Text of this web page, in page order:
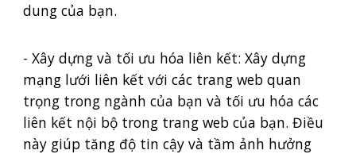
dung của bạn.
- Xây dựng và tối ưu hóa liên kết: Xây dựng
mạng lưới liên kết với các trang web quan
trọng trong ngành của bạn và tối ưu hóa các
liên kết nội bộ trong trang web của bạn. Điều
này giúp tăng độ tin cậy và tầm ảnh hưởng